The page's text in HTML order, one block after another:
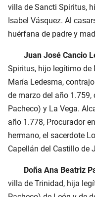
villa de Sancti Spiritus,
Isabel Vásquez. Al
huérfana de padre y
Juan José Cancio
Spiritus, hijo legítimo de
María Ledesma,
de marzo del año 1.759,
Pacheco) y La Vega.
año 1.778, Procurador
hermano, el sacerdote
Capellán del Castillo de
Doña Ana Beatriz
villa de Trinidad, hija